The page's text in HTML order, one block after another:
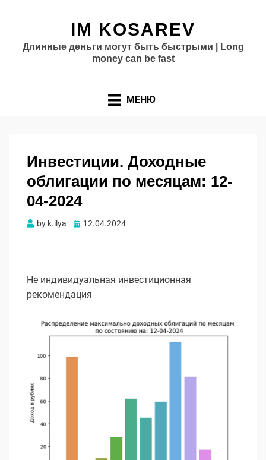
IM KOSAREV
Длинные деньги могут быть быстрыми | Long
money can be fast
МЕНЮ
Инвестиции. Доходные
облигации по месяцам: 12-
04-2024
by k.ilya Опубликовано
12.04.2024
Не индивидуальная инвестиционная
рекомендация